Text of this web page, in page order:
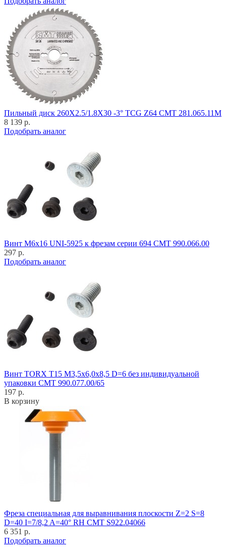
Пильный диск 260X2.5/1.8X30 -3° TCG Z64 CMT 281.065.11M
8 139 р.
Подобрать аналог
Винт M6x16 UNI-5925 к фрезам серии 694 CMT 990.066.00
297 р.
Подобрать аналог
Винт TORX T15 M3,5x6,0x8,5 D=6 без индивидуальной
упаковки CMT 990.077.00/65
197 р.
В корзину
Фреза специальная для выравнивания плоскости Z=2 S=8
D=40 I=7/8,2 A=40° RH CMT S922.04066
6 351 р.
Подобрать аналог